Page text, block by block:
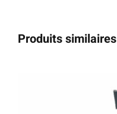
Produits similaires